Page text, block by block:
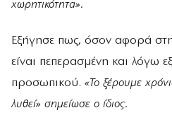
χωρητικότητα».
Εξήγησε πως, όσον αφορά
είναι πεπερασμένη και λόγω
προσωπικού. «Το ξέρουμε
λυθεί» σημείωσε ο ίδιος.